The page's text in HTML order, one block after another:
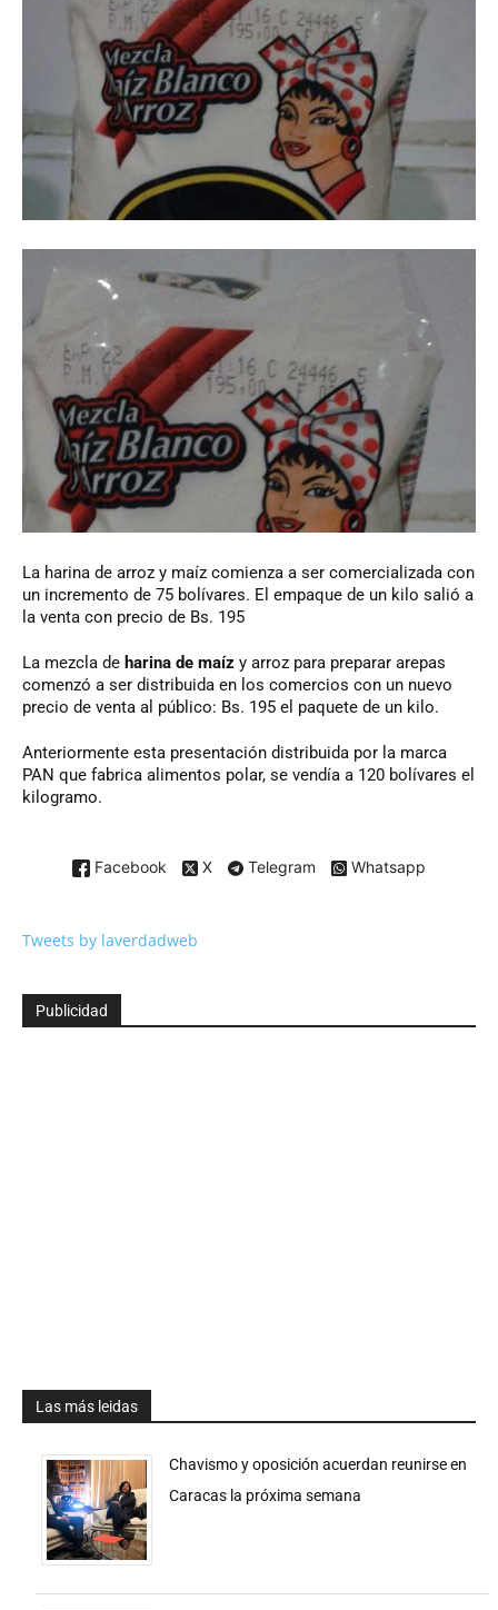
La harina de arroz y maíz comienza a ser comercializada con
un incremento de 75 bolívares. El empaque de un kilo salió a
la venta con precio de Bs. 195
La mezcla de harina de maíz y arroz para preparar arepas
comenzó a ser distribuida en los comercios con un nuevo
precio de venta al público: Bs. 195 el paquete de un kilo.
Anteriormente esta presentación distribuida por la marca
PAN que fabrica alimentos polar, se vendía a 120 bolívares el
kilogramo.
Facebook X Telegram Whatsapp
Tweets by laverdadweb
Publicidad
Las más leidas
Chavismo y oposición acuerdan reunirse en
Caracas la próxima semana